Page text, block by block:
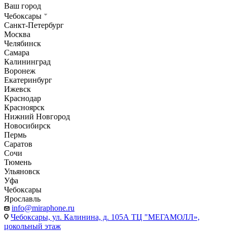
Ваш город
Чебоксары
Санкт-Петербург
Москва
Челябинск
Самара
Калининград
Воронеж
Екатеринбург
Ижевск
Краснодар
Красноярск
Нижний Новгород
Новосибирск
Пермь
Саратов
Сочи
Тюмень
Ульяновск
Уфа
Чебоксары
Ярославль
info@miraphone.ru
Чебоксары, ул. Калинина, д. 105А ТЦ "МЕГАМОЛЛ»,
цокольный этаж